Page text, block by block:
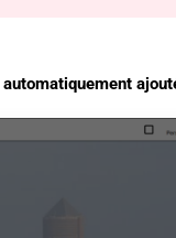
automatiquement